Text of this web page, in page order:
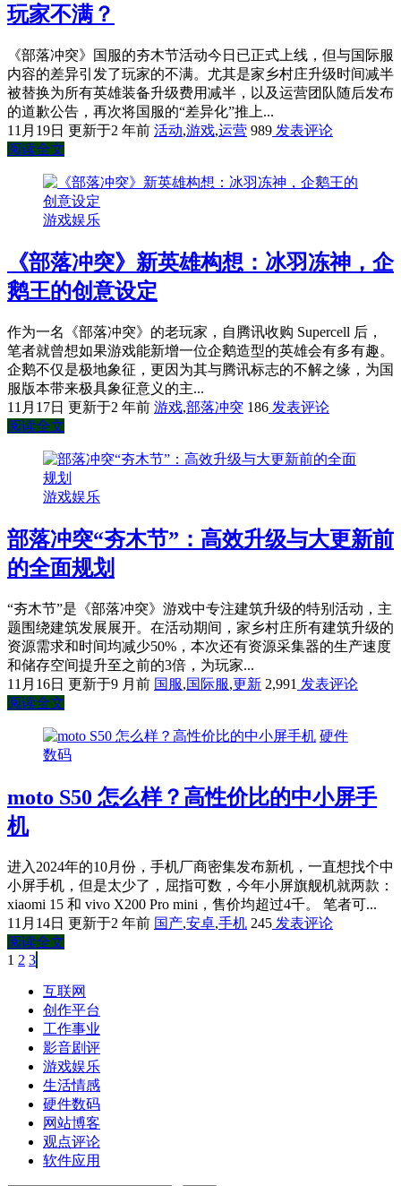
玩家不满？
《部落冲突》国服的夯木节活动今日已正式上线，但与国际服
内容的差异引发了玩家的不满。尤其是家乡村庄升级时间减半
被替换为所有英雄装备升级费用减半，以及运营团队随后发布
的道歉公告，再次将国服的“差异化”推上...
11月19日 更新于2 年前 活动,游戏,运营 989 发表评论
阅读全文
游戏娱乐
《部落冲突》新英雄构想：冰羽冻神，企
鹅王的创意设定
作为一名《部落冲突》的老玩家，自腾讯收购 Supercell 后，
笔者就曾想如果游戏能新增一位企鹅造型的英雄会有多有趣。
企鹅不仅是极地象征，更因为其与腾讯标志的不解之缘，为国
服版本带来极具象征意义的主...
11月17日 更新于2 年前 游戏,部落冲突 186 发表评论
阅读全文
游戏娱乐
部落冲突“夯木节”：高效升级与大更新前
的全面规划
“夯木节”是《部落冲突》游戏中专注建筑升级的特别活动，主
题围绕建筑发展展开。在活动期间，家乡村庄所有建筑升级的
资源需求和时间均减少50%，本次还有资源采集器的生产速度
和储存空间提升至之前的3倍，为玩家...
11月16日 更新于9 月前 国服,国际服,更新 2,991 发表评论
阅读全文
硬件
数码
moto S50 怎么样？高性价比的中小屏手
机
进入2024年的10月份，手机厂商密集发布新机，一直想找个中
小屏手机，但是太少了，屈指可数，今年小屏旗舰机就两款：
xiaomi 15 和 vivo X200 Pro mini，售价均超过4千。 笔者可...
11月14日 更新于2 年前 国产,安卓,手机 245 发表评论
阅读全文
文
第
1 页
第
2 页
第
3页
互联网
创作平台
工作事业
影音剧评
游戏娱乐
生活情感
硬件数码
网站博客
观点评论
软件应用